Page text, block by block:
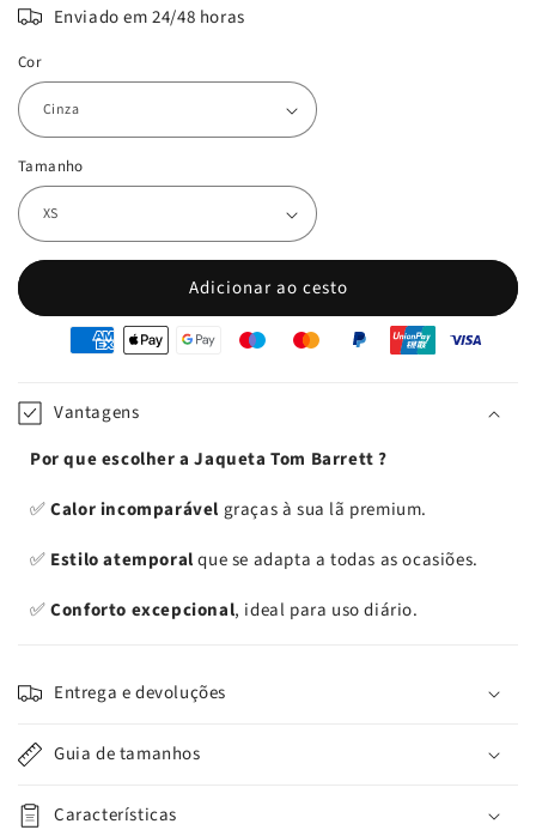
Enviado em 24/48 horas
Cor
Tamanho
Adicionar ao cesto
Vantagens
Por que escolher a Jaqueta Tom Barrett ?
✅Calor incomparável graças à sua lã premium.
✅ Estilo atemporalque se adapta a todas as ocasiões.
✅Conforto excepcional, ideal para uso diário.
Entrega e devoluções
Guia de tamanhos
Características